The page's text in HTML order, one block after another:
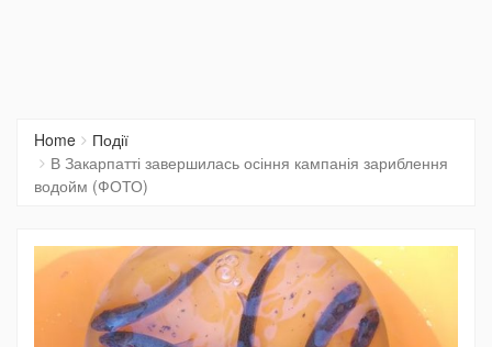
Home
Події
В Закарпатті завершилась осіння кампанія зариблення
водойм (ФОТО)